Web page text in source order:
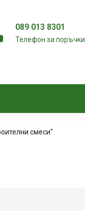
089 013 8301
Телефон за поръчки
смеси"